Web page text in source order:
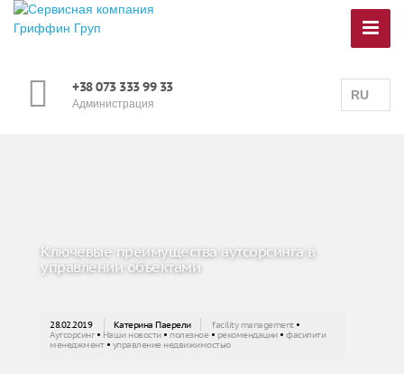
RU
+38 073 333 99 33
Администрация
Ключевые преимущества аутсорсинга в
управлении объектами
28.02.2019 Катерина Паерели facility management•
Аутсорсинг• Наши новости• полезное• рекомендации• фасилити
менеджмент• управление недвижимостью